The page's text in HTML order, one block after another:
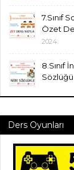
7.Sınıf
Özet
2024
8.Sınıf
Sözlüğü
Ders Oyunları